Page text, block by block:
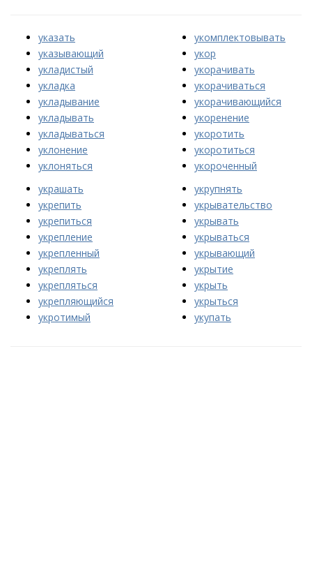
указать
указывающий
укладистый
укладка
укладывание
укладывать
укладываться
уклонение
уклоняться
укомплектовывать
укор
укорачивать
укорачиваться
укорачивающийся
укоренение
укоротить
укоротиться
укороченный
украшать
укрепить
укрепиться
укрепление
укрепленный
укреплять
укрепляться
укрепляющийся
укротимый
укрупнять
укрывательство
укрывать
укрываться
укрывающий
укрытие
укрыть
укрыться
укупать